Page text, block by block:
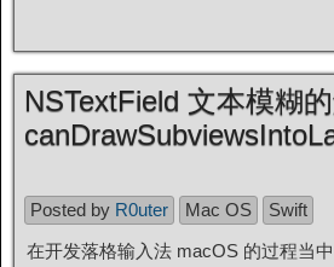
NSTextField 文本模糊
Posted by R0uter Mac OS
Swift
在开发落格输入法 macOS 的过程当